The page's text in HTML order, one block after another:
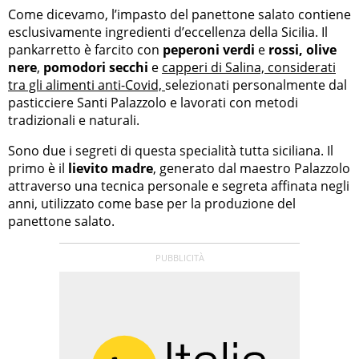
Come dicevamo, l’impasto del panettone salato contiene
esclusivamente ingredienti d’eccellenza della Sicilia. Il
pankarretto è farcito con peperoni verdi e rossi, olive
nere, pomodori secchi e capperi di Salina, considerati
tra gli alimenti anti-Covid, selezionati personalmente dal
pasticciere Santi Palazzolo e lavorati con metodi
tradizionali e naturali.
Sono due i segreti di questa specialità tutta siciliana. Il
primo è il lievito madre, generato dal maestro Palazzolo
attraverso una tecnica personale e segreta affinata negli
anni, utilizzato come base per la produzione del
panettone salato.